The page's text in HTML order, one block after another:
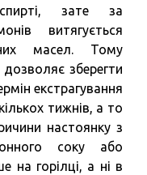
зате за
витягується
масел. Тому
зберегти
екстрагування
тижнів, а то
настоянку з
соку або
на горілці, а ні в